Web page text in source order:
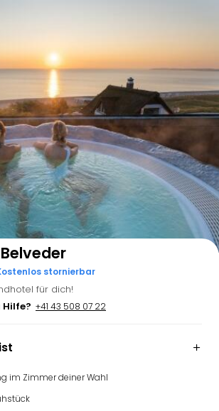
Auf der Karte anzeigen
stornierbar
für dich!
+41 43 508 07 22
im Zimmer deiner Wahl